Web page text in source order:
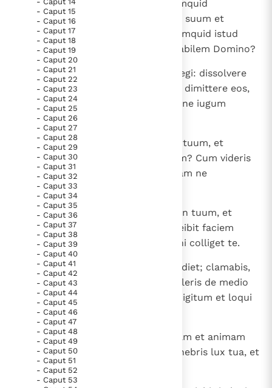
Paus Leo XIV in Pavia: "De stad is zowel een gave als
een taak"
Paus in Pavia: St. Augustinus toont ons de noodzaak om
"naar het innerlijk" toe te keren.
RK Documenten stelt heel veel belangrijke
kerkelijke documenten van de Rooms
Katholieke Kerk in het Nederlands beschikbaar
en is volledig afhankelijk van donaties.
Ik help mee!
- Caput 15
- Caput 16
- Caput 17
- Caput 18
- Caput 19
- Caput 20
- Caput 21
- Caput 22
- Caput 23
- Caput 24
- Caput 25
- Caput 26
- Caput 27
- Caput 28
- Caput 29
- Caput 30
- Caput 31
- Caput 32
- Caput 33
- Caput 34
- Caput 35
- Caput 36
- Caput 37
- Caput 38
- Caput 39
- Caput 40
- Caput 41
- Caput 42
- Caput 43
- Caput 44
- Caput 45
- Caput 46
- Caput 47
- Caput 48
- Caput 49
- Caput 50
- Caput 51
- Caput 52
- Caput 53
homo affligit animam suam? Numquid
contorquere quasi iuncum caput suum et
saccum et cinerem sternere? Numquid istud
vocabis ieiunium et diem acceptabilem Domino?
Nonne hoc est ieiunium, quod elegi: dissolvere
vincula iniqua, solvere funes iugi, dimittere eos,
qui confracti sunt, liberos, et omne iugum
dirumpere?
Nonne frangere esurienti panem tuum, et
egenos, vagos inducere in domum? Cum videris
nudum, operi eum et carnem tuam ne
despexeris.
Tunc erumpet quasi aurora lumen tuum, et
sanatio tua citius orietur; et anteibit faciem
tuam iustitia tua, et gloria Domini colliget te.
Tunc invocabis, et Dominus exaudiet; clamabis,
et dicet: " Ecce adsum ". Si abstuleris de medio
tui iugum et desieris extendere digitum et loqui
iniquitatem;
si effuderis esurienti animam tuam et animam
afflictam satiaveris, orietur in tenebris lux tua, et
caligo tua erit sicut meridies.